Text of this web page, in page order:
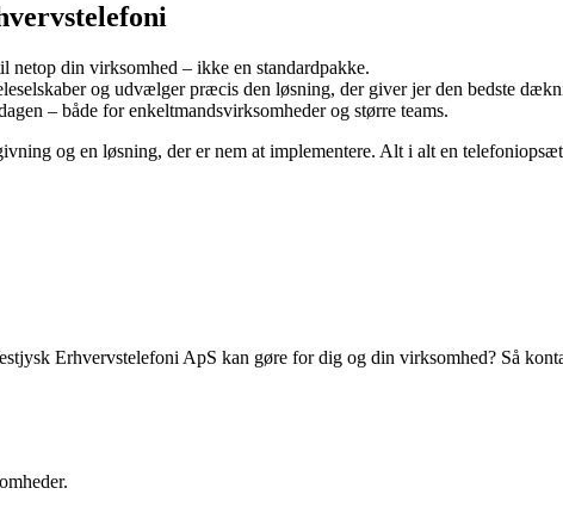
netop din virksomhed – ikke en standardpakke.
og udvælger præcis den løsning, der giver jer den bedste
– både for enkeltmandsvirksomheder og større teams.
og en løsning, der er nem at implementere. Alt i alt en
Erhvervstelefoni ApS kan gøre for dig og din virksomhed? Så